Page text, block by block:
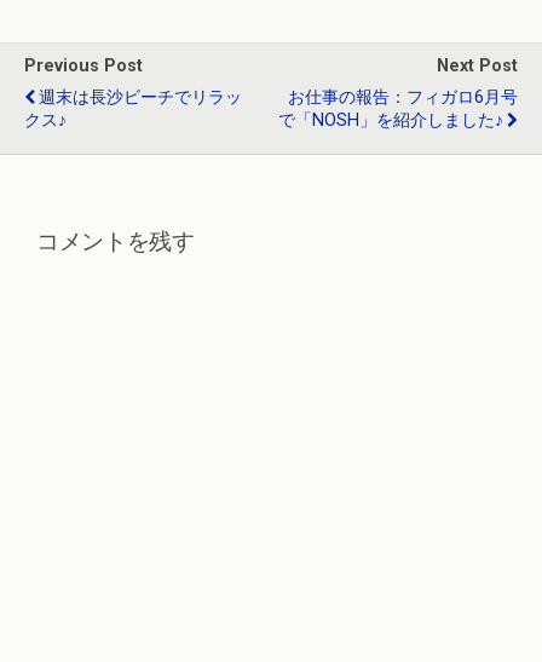
o
o
k
a
n
Previous Post
週末は長沙ビーチでリラッ
クス♪
Next Post
お仕事の報告：フィガロ6月号
で「NOSH」を紹介しました♪
コメントを残す